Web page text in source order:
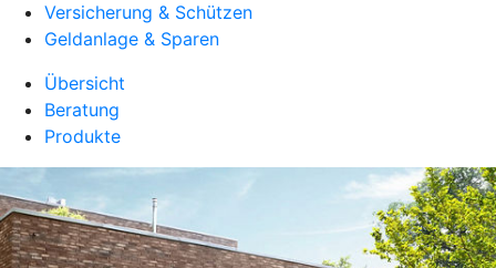
Versicherung & Schützen
Geldanlage & Sparen
Übersicht
Beratung
Produkte